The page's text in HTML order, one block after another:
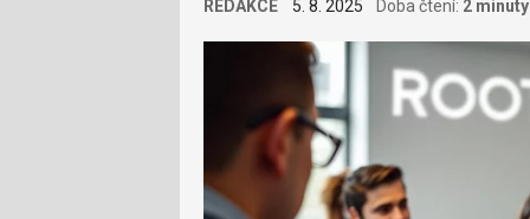
REDAKCE 5. 8. 2025 Doba čtení: 2 minuty